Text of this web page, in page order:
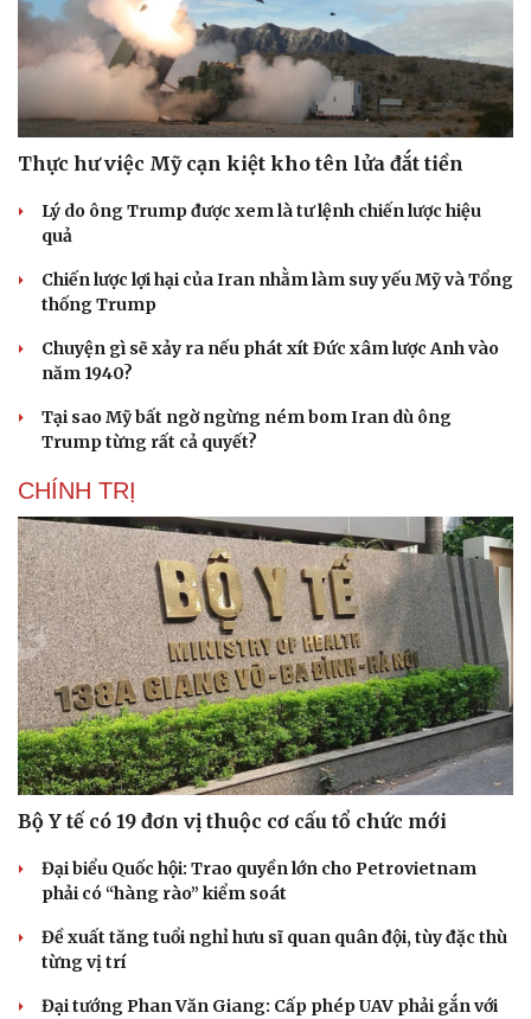
Cải chính
Thực hư việc Mỹ cạn kiệt kho tên lửa đắt tiền
Lý do ông Trump được xem là tư lệnh chiến lược hiệu
quả
Chiến lược lợi hại của Iran nhằm làm suy yếu Mỹ và Tổng
thống Trump
Chuyện gì sẽ xảy ra nếu phát xít Đức xâm lược Anh vào
năm 1940?
Tại sao Mỹ bất ngờ ngừng ném bom Iran dù ông
Trump từng rất cả quyết?
CHÍNH TRỊ
Bộ Y tế có 19 đơn vị thuộc cơ cấu tổ chức mới
Đại biểu Quốc hội: Trao quyền lớn cho Petrovietnam
phải có “hàng rào” kiểm soát
Đề xuất tăng tuổi nghỉ hưu sĩ quan quân đội, tùy đặc thù
từng vị trí
Đại tướng Phan Văn Giang: Cấp phép UAV phải gắn với